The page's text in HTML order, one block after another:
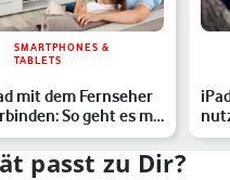
SMARTPHONES &
TABLETS
mit dem Fernseher
So geht es mit
ohne Kabel
der
passt zu Dir?